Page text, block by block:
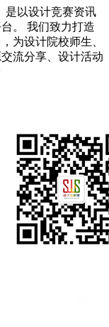
是以设计竞赛资讯
。 我们致力打造
为设计院校师生、
流分享、设计活动